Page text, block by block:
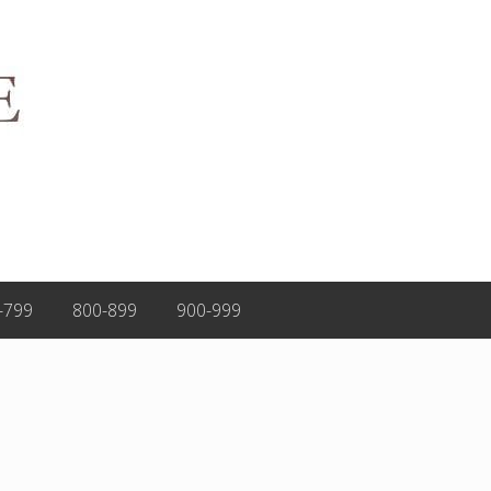
800-899 900-999